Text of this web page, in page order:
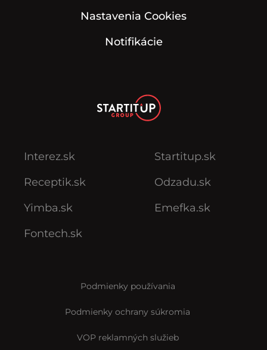
Nastavenia Cookies
Notifikácie
Interez.sk
Receptik.sk
Yimba.sk
Fontech.sk
Startitup.sk
Odzadu.sk
Emefka.sk
Podmienky používania
Podmienky ochrany súkromia
VOP reklamných služieb